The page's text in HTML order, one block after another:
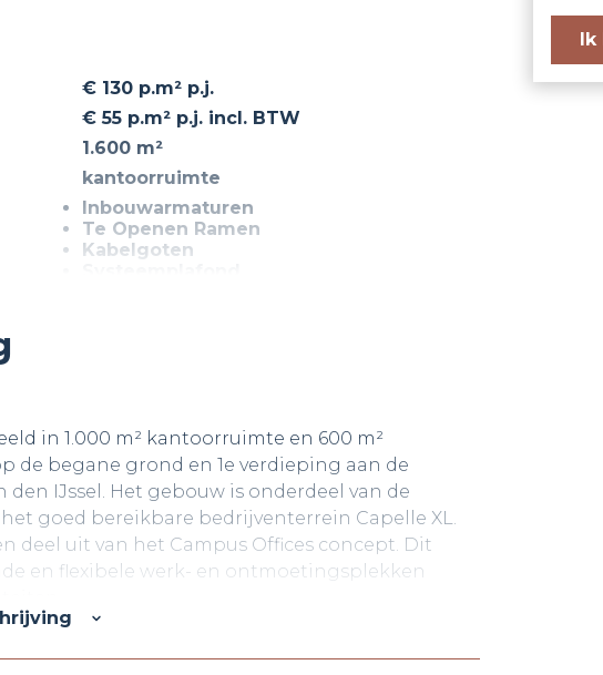
€ 130 p.m² p.j.
€ 55 p.m² p.j. incl. BTW
1.600 m²
kantoorruimte
Inbouwarmaturen
Te Openen Ramen
Kabelgoten
in 1.000 m² kantoorruimte en 600 m²
de begane grond en 1e verdieping aan de
den IJssel. Het gebouw is onderdeel van de
goed bereikbare bedrijventerrein Capelle XL.
deel uit van het Campus Offices concept. Dit
en flexibele werk- en ontmoetingsplekken